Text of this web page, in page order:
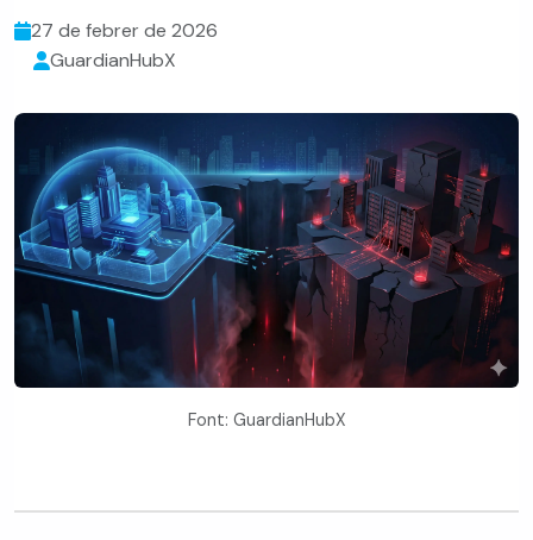
27 de febrer de 2026
GuardianHubX
Font: GuardianHubX